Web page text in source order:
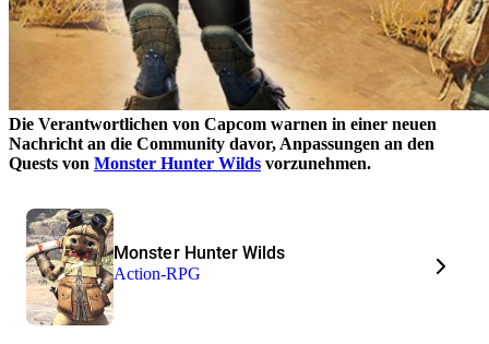
Die Verantwortlichen von Capcom warnen in einer neuen
Nachricht an die Community davor, Anpassungen an den
Quests von Monster Hunter Wilds vorzunehmen.
Monster Hunter Wilds
Action-RPG